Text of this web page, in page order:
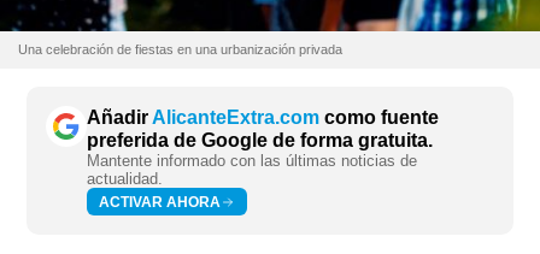
Una celebración de fiestas en una urbanización privada
AñadirAlicanteExtra.com como fuente
preferida de Google de forma gratuita.
Mantente informado con las últimas noticias de
actualidad.
ACTIVAR AHORA